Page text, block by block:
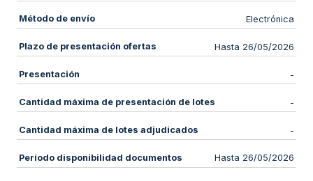
Método de envío Electrónica
Plazo de presentación ofertas Hasta 26/05/2026
Presentación -
Cantidad máxima de presentación de lotes -
Cantidad máxima de lotes adjudicados -
Período disponibilidad documentos Hasta 26/05/2026